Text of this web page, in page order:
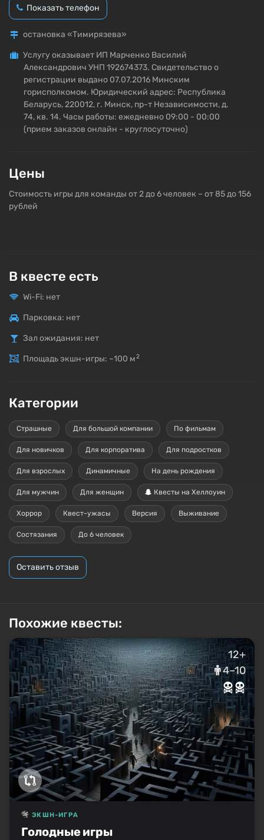
Показать телефон
остановка «Тимирязева»
Услугу оказывает ИП Марченко Василий
Александрович УНП 192674373. Свидетельство о
регистрации выдано 07.07.2016 Минским
горисполкомом. Юридический адрес: Республика
Беларусь, 220012, г. Минск, пр-т Независимости, д.
74, кв. 14. Часы работы: ежедневно 09:00 - 00:00
(прием заказов онлайн - круглосуточно)
Цены
Стоимость игры для команды от 2 до 6 человек – от 85 до 156
рублей
В квесте есть
Wi-Fi: нет
Парковка: нет
Зал ожидания: нет
Площадь экшн-игры: ~100 м2
Категории
Страшные Для большой компании По фильмам
Для новичков Для корпоратива Для подростков
Для взрослых Динамичные На день рождения
Для мужчин Для женщин Квесты на Хеллоуин
Хоррор Квест-ужасы Версия Выживание
Состязания До 6 человек
Оставить отзыв
Похожие квесты:
12+
4–10
Голодные игры
ЭКШН-ИГРА